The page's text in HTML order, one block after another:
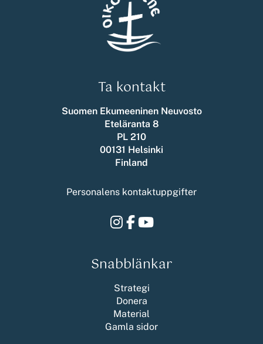
Ta kontakt
Suomen Ekumeeninen Neuvosto
Eteläranta 8
PL 210
00131 Helsinki
Finland
Personalens kontaktuppgifter
Instagram
Facebook
Youtube
Snabblänkar
Strategi
Donera
Material
Gamla sidor